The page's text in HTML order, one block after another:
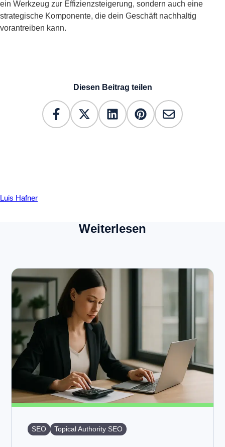
ein Werkzeug zur Effizienzsteigerung, sondern auch eine
strategische Komponente, die dein Geschäft nachhaltig
vorantreiben kann.
Diesen Beitrag teilen
Luis Hafner
Weiterlesen
SEO Topical Authority SEO